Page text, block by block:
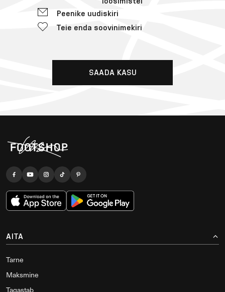
Peenike uudiskiri
Teie enda soovinimekiri
SAADA KASU
AITA
Tarne
Maksmine
Tagastab